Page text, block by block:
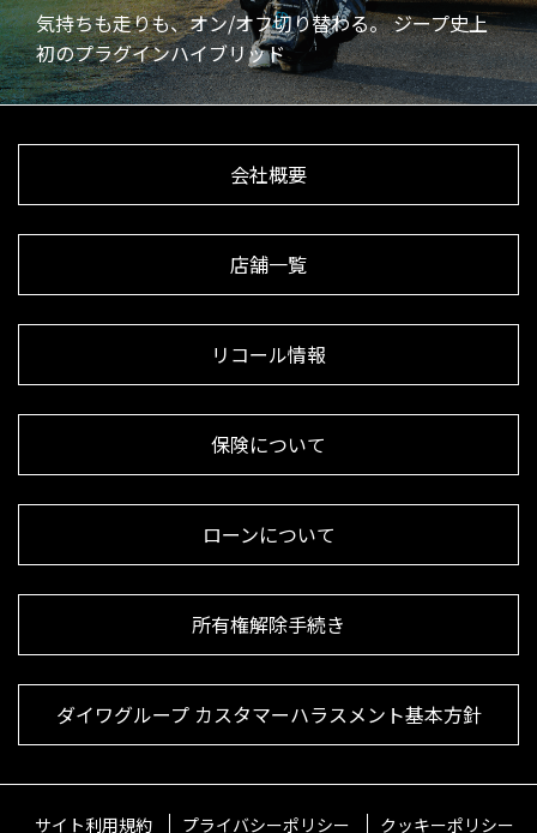
気持ちも走りも、オン/オフ切り替わる。 ジープ史上
初のプラグインハイブリッド
会社概要
店舗一覧
リコール情報
保険について
ローンについて
所有権解除手続き
ダイワグループ カスタマーハラスメント基本方針
サイト利用規約 プライバシーポリシー クッキーポリシー